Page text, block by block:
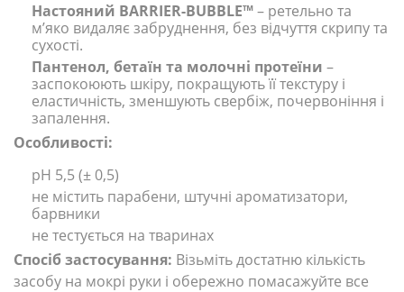
Настояний BARRIER-BUBBLE™– ретельно та
м’яко видаляє забруднення, без відчуття скрипу та
сухості.
Пантенол, бетаїн та молочні протеїни –
заспокоюють шкіру, покращують її текстуру і
еластичність, зменшують свербіж, почервоніння і
запалення.
Особливості:
рН 5,5 (± 0,5)
не містить парабени, штучні ароматизатори,
барвники
не тестується на тваринах
Спосіб застосування: Візьміть достатню кількість
засобу на мокрі руки і обережно помасажуйте все